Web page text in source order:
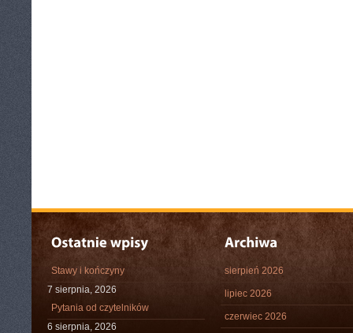
Stawy i kończyny
7 sierpnia, 2026
Pytania od czytelników
6 sierpnia, 2026
sierpień 2026
lipiec 2026
czerwiec 2026